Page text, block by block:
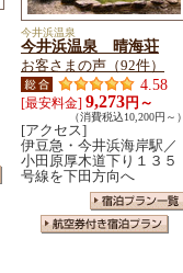
今井浜温泉
今井浜温泉 晴海荘
お客さまの声（92件）
4.58
[最安料金] 9,273円～
（消費税込10,200円～）
[アクセス]
伊豆急・今井浜海岸駅／
小田原厚木道下り１３５
号線を下田方向へ